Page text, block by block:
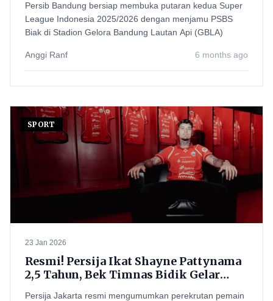
Persib Bandung bersiap membuka putaran kedua Super
League Indonesia 2025/2026 dengan menjamu PSBS
Biak di Stadion Gelora Bandung Lautan Api (GBLA)
Anggi Ranf 6 months ago
SPORT
23 Jan 2026
Resmi! Persija Ikat Shayne Pattynama
2,5 Tahun, Bek Timnas Bidik Gelar
Persija Jakarta resmi mengumumkan perekrutan pemain